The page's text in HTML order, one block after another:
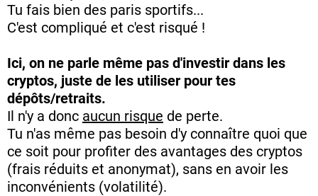
Tu fais bien des paris sportifs...
C'est compliqué et c'est risqué !
Ici, on ne parle même pas d'investir dans les
cryptos, juste de les utiliser pour tes
dépôts/retraits.
Il n'y a donc aucun risque de perte.
Tu n'as même pas besoin d'y connaître quoi que
ce soit pour profiter des avantages des cryptos
(frais réduits et anonymat), sans en avoir les
inconvénients (volatilité).